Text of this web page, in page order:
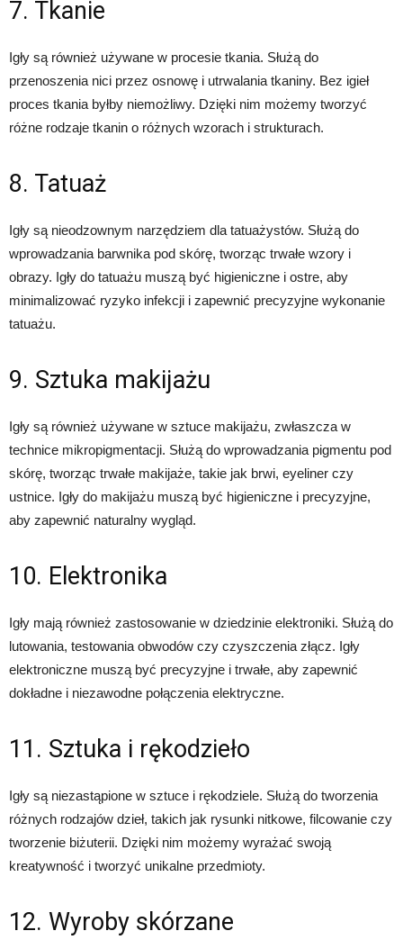
7. Tkanie
Igły są również używane w procesie tkania. Służą do
przenoszenia nici przez osnowę i utrwalania tkaniny. Bez igieł
proces tkania byłby niemożliwy. Dzięki nim możemy tworzyć
różne rodzaje tkanin o różnych wzorach i strukturach.
8. Tatuaż
Igły są nieodzownym narzędziem dla tatuażystów. Służą do
wprowadzania barwnika pod skórę, tworząc trwałe wzory i
obrazy. Igły do tatuażu muszą być higieniczne i ostre, aby
minimalizować ryzyko infekcji i zapewnić precyzyjne wykonanie
tatuażu.
9. Sztuka makijażu
Igły są również używane w sztuce makijażu, zwłaszcza w
technice mikropigmentacji. Służą do wprowadzania pigmentu pod
skórę, tworząc trwałe makijaże, takie jak brwi, eyeliner czy
ustnice. Igły do makijażu muszą być higieniczne i precyzyjne,
aby zapewnić naturalny wygląd.
10. Elektronika
Igły mają również zastosowanie w dziedzinie elektroniki. Służą do
lutowania, testowania obwodów czy czyszczenia złącz. Igły
elektroniczne muszą być precyzyjne i trwałe, aby zapewnić
dokładne i niezawodne połączenia elektryczne.
11. Sztuka i rękodzieło
Igły są niezastąpione w sztuce i rękodziele. Służą do tworzenia
różnych rodzajów dzieł, takich jak rysunki nitkowe, filcowanie czy
tworzenie biżuterii. Dzięki nim możemy wyrażać swoją
kreatywność i tworzyć unikalne przedmioty.
12. Wyroby skórzane